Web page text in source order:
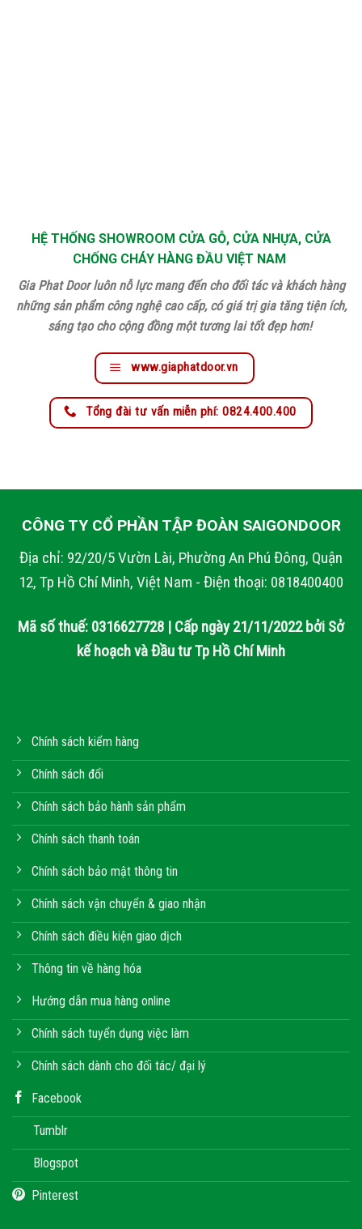
HỆ THỐNG SHOWROOM CỬA GỖ, CỬA NHỰA, CỬA
CHỐNG CHÁY HÀNG ĐẦU VIỆT NAM
Gia Phat Door luôn nỗ lực mang đến cho đối tác và khách hàng
những sản phẩm công nghệ cao cấp, có giá trị gia tăng tiện ích,
sáng tạo cho cộng đồng một tương lai tốt đẹp hơn!
www.giaphatdoor.vn
Tổng đài tư vấn miễn phí: 0824.400.400
CÔNG TY CỔ PHẦN TẬP ĐOÀN SAIGONDOOR
Địa chỉ: 92/20/5 Vườn Lài, Phường An Phú Đông, Quận
12, Tp Hồ Chí Minh, Việt Nam - Điện thoại: 0818400400
Mã số thuế: 0316627728 | Cấp ngày 21/11/2022 bởi Sở
kế hoạch và Đầu tư Tp Hồ Chí Minh
Chính sách kiểm hàng
Chính sách đổi
Chính sách bảo hành sản phẩm
Chính sách thanh toán
Chính sách bảo mật thông tin
Chính sách vận chuyển & giao nhận
Chính sách điều kiện giao dịch
Thông tin về hàng hóa
Hướng dẫn mua hàng online
Chính sách tuyển dụng việc làm
Chính sách dành cho đối tác/ đại lý
Facebook
Tumblr
Blogspot
Pinterest